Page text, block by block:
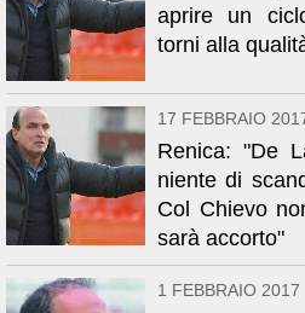
aprire un
torni alla
17 FEBBRAIO
Renica: "De
niente di
Col Chievo
sarà accorto"
1 FEBBRAIO 2017